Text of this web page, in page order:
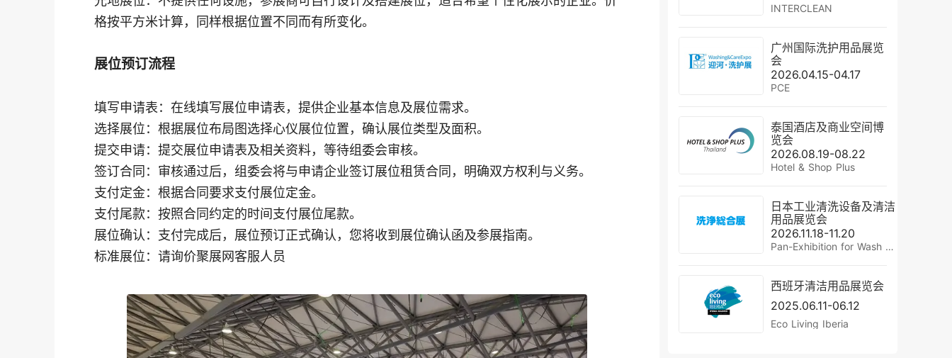
格按平方米计算，同样根据位置不同而有所变化。
展位预订流程
填写申请表：在线填写展位申请表，提供企业基本信息及展位需求。
选择展位：根据展位布局图选择心仪展位位置，确认展位类型及面积。
提交申请：提交展位申请表及相关资料，等待组委会审核。
签订合同：审核通过后，组委会将与申请企业签订展位租赁合同，明确双方权利与义务。
支付定金：根据合同要求支付展位定金。
支付尾款：按照合同约定的时间支付展位尾款。
展位确认：支付完成后，展位预订正式确认，您将收到展位确认函及参展指南。
标准展位：请询价聚展网客服人员
INTERCLEAN
广州国际洗护用品展览
会
2026.04.15-04.17
PCE
泰国酒店及商业空间博
览会
2026.08.19-08.22
Hotel & Shop Plus
日本工业清洗设备及清洁
用品展览会
2026.11.18-11.20
Pan-Exhibition for Wash and Clean
西班牙清洁用品展览会
2025.06.11-06.12
Eco Living Iberia